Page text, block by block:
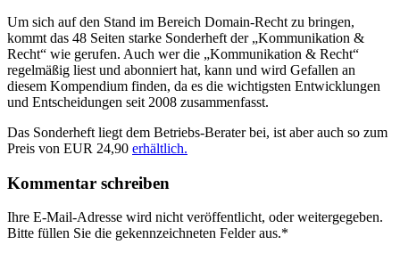
Um sich auf den Stand im Bereich Domain-Recht zu bringen,
kommt das 48 Seiten starke Sonderheft der „Kommunikation &
Recht“ wie gerufen. Auch wer die „Kommunikation & Recht“
regelmäßig liest und abonniert hat, kann und wird Gefallen an
diesem Kompendium finden, da es die wichtigsten Entwicklungen
und Entscheidungen seit 2008 zusammenfasst.
Das Sonderheft liegt dem Betriebs-Berater bei, ist aber auch so zum
Preis von EUR 24,90 erhältlich.
Kommentar schreiben
Ihre E-Mail-Adresse wird nicht veröffentlicht, oder weitergegeben.
Bitte füllen Sie die gekennzeichneten Felder aus.*